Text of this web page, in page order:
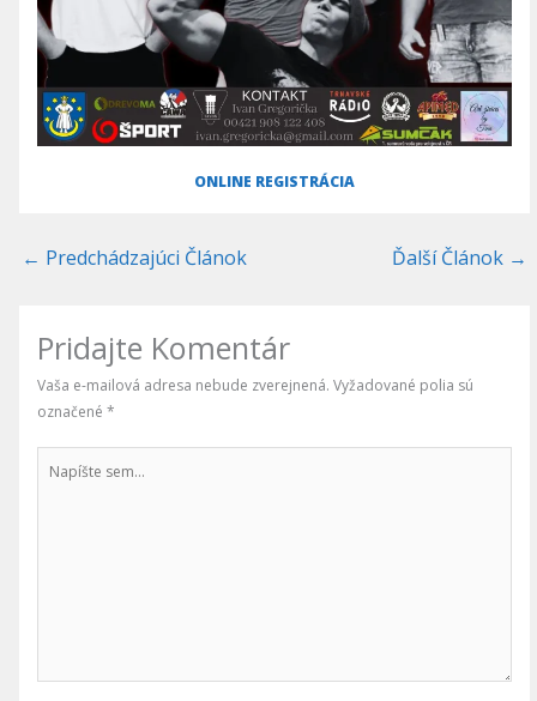
ONLINE REGISTRÁCIA
← Predchádzajúci Článok Ďalší Článok →
Pridajte Komentár
Vaša e-mailová adresa nebude zverejnená. Vyžadované polia sú
označené*
sem...